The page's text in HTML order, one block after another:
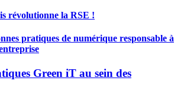
révolutionne la RSE !
pratiques de numérique responsable à
Green iT au sein des